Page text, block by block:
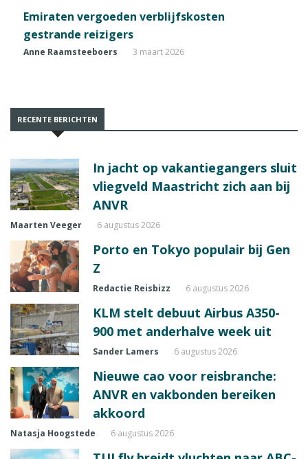
Emiraten vergoeden verblijfskosten
gestrande reizigers
Anne Raamsteeboers 3 maart 2026
RECENTE BERICHTEN
In jacht op vakantiegangers sluit
vliegveld Maastricht zich aan bij
ANVR
Maarten Veeger 6 augustus 2026
Porto en Tokyo populair bij Gen
Z
Redactie Reisbizz 6 augustus 2026
KLM stelt debuut Airbus A350-
900 met anderhalve week uit
Sander Lamers 6 augustus 2026
Nieuwe cao voor reisbranche:
ANVR en vakbonden bereiken
akkoord
Natasja Hoogstede 6 augustus 2026